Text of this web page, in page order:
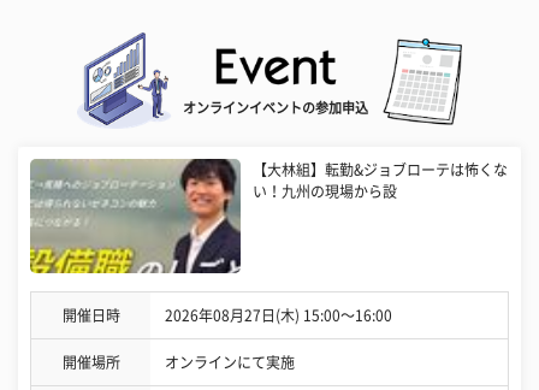
オンラインイベントの参加申込
【大林組】転勤&ジョブローテは怖くな
い！九州の現場から設
開催日時 2026年08月27日(木) 15:00〜16:00
開催場所 オンラインにて実施